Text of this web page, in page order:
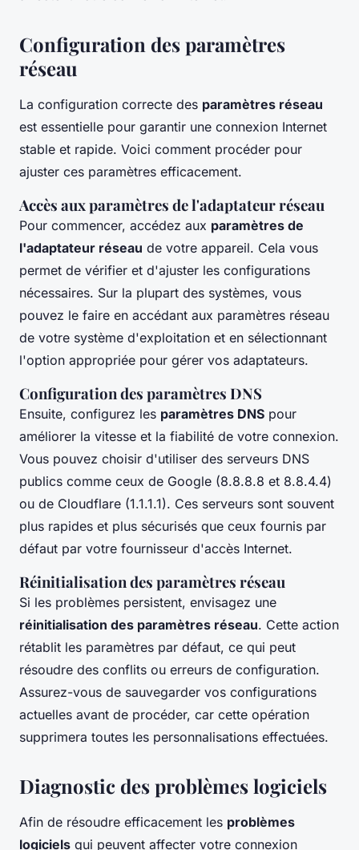
Configuration des paramètres
réseau
La configuration correcte des paramètres réseau
est essentielle pour garantir une connexion Internet
stable et rapide. Voici comment procéder pour
ajuster ces paramètres efficacement.
Accès aux paramètres de l'adaptateur réseau
Pour commencer, accédez aux paramètres de
l'adaptateur réseau de votre appareil. Cela vous
permet de vérifier et d'ajuster les configurations
nécessaires. Sur la plupart des systèmes, vous
pouvez le faire en accédant aux paramètres réseau
de votre système d'exploitation et en sélectionnant
l'option appropriée pour gérer vos adaptateurs.
Configuration des paramètres DNS
Ensuite, configurez les paramètres DNS pour
améliorer la vitesse et la fiabilité de votre connexion.
Vous pouvez choisir d'utiliser des serveurs DNS
publics comme ceux de Google (8.8.8.8 et 8.8.4.4)
ou de Cloudflare (1.1.1.1). Ces serveurs sont souvent
plus rapides et plus sécurisés que ceux fournis par
défaut par votre fournisseur d'accès Internet.
Réinitialisation des paramètres réseau
Si les problèmes persistent, envisagez une
réinitialisation des paramètres réseau. Cette action
rétablit les paramètres par défaut, ce qui peut
résoudre des conflits ou erreurs de configuration.
Assurez-vous de sauvegarder vos configurations
actuelles avant de procéder, car cette opération
supprimera toutes les personnalisations effectuées.
Diagnostic des problèmes logiciels
Afin de résoudre efficacement les problèmes
logiciels qui peuvent affecter votre connexion